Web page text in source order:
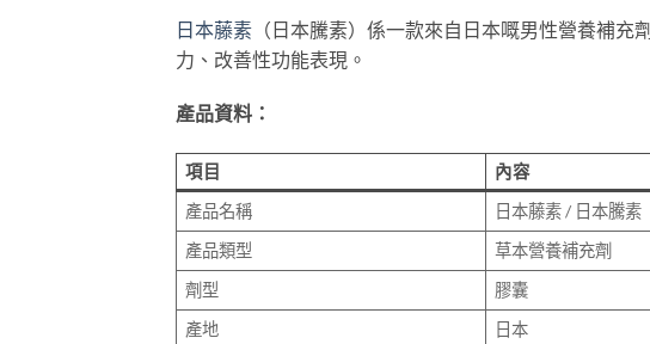
日本藤素 （日本騰素）係一款來自日本嘅男性營養補
力、改善性功能表現。
產品資料：
項目
內容
產品名稱
日本藤素 / 日本騰素
產品類型
草本營養補充劑
劑型
膠囊
產地
日本